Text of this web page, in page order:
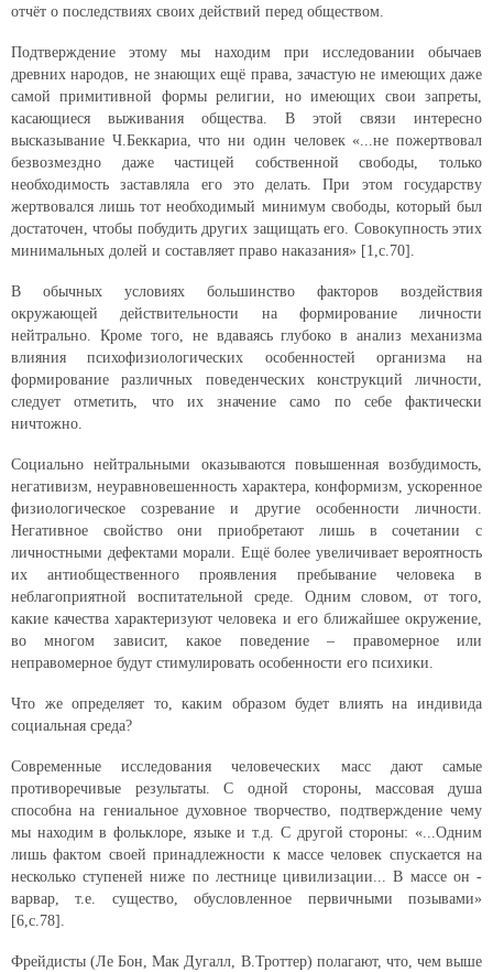
отчёт о последствиях своих действий перед обществом.
Подтверждение этому мы находим при исследовании обычаев
древних народов, не знающих ещё права, зачастую не имеющих даже
самой примитивной формы религии, но имеющих свои запреты,
касающиеся выживания общества. В этой связи интересно
высказывание Ч.Беккариа, что ни один человек «...не пожертвовал
безвозмездно даже частицей собственной свободы, только
необходимость заставляла его это делать. При этом государству
жертвовался лишь тот необходимый минимум свободы, который был
достаточен, чтобы побудить других защищать его. Совокупность этих
минимальных долей и составляет право наказания» [1,с.70].
В обычных условиях большинство факторов воздействия
окружающей действительности на формирование личности
нейтрально. Кроме того, не вдаваясь глубоко в анализ механизма
влияния психофизиологических особенностей организма на
формирование различных поведенческих конструкций личности,
следует отметить, что их значение само по себе фактически
ничтожно.
Социально нейтральными оказываются повышенная возбудимость,
негативизм, неуравновешенность характера, конформизм, ускоренное
физиологическое созревание и другие особенности личности.
Негативное свойство они приобретают лишь в сочетании с
личностными дефектами морали. Ещё более увеличивает вероятность
их антиобщественного проявления пребывание человека в
неблагоприятной воспитательной среде. Одним словом, от того,
какие качества характеризуют человека и его ближайшее окружение,
во многом зависит, какое поведение – правомерное или
неправомерное будут стимулировать особенности его психики.
Что же определяет то, каким образом будет влиять на индивида
социальная среда?
Современные исследования человеческих масс дают самые
противоречивые результаты. С одной стороны, массовая душа
способна на гениальное духовное творчество, подтверждение чему
мы находим в фольклоре, языке и т.д. С другой стороны: «...Одним
лишь фактом своей принадлежности к массе человек спускается на
несколько ступеней ниже по лестнице цивилизации... В массе он -
варвар, т.е. существо, обусловленное первичными позывами»
[6,с.78].
Фрейдисты (Ле Бон, Мак Дугалл, В.Троттер) полагают, что, чем выше